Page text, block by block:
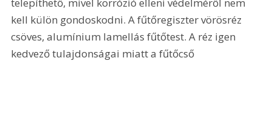
kell külön gondoskodni. A fűtőregiszter vörösréz
csöves, alumínium lamellás fűtőtest. A réz igen
kedvező tulajdonságai miatt a fűtőcső